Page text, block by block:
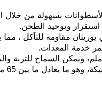
بسهولة من خلال
وتوحيد الطحن.
مقاومة للتآكل ،
خدمة المعدات.
حجم التغذية: عادةً ما يُطلب أن يكون حجم التغذية للمعدات أقل من 3 ملم،